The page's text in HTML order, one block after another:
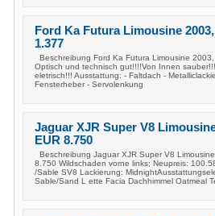
Ford Ka Futura Limousine
1.377
Beschreibung Ford Ka Futura Limousine
Optisch und technisch gut!!!!Von Innen
eletrisch!!! Ausstattung: - Faltdach -
Fensterheber - Servolenkung
Jaguar XJR Super V8
EUR 8.750
Beschreibung Jaguar XJR Super V8
8.750 Wildschaden vorne links; Neupreis:
/Sable SV8 Lackierung:
Sable/Sand L ette Facia Dachhimmel Oatmeal